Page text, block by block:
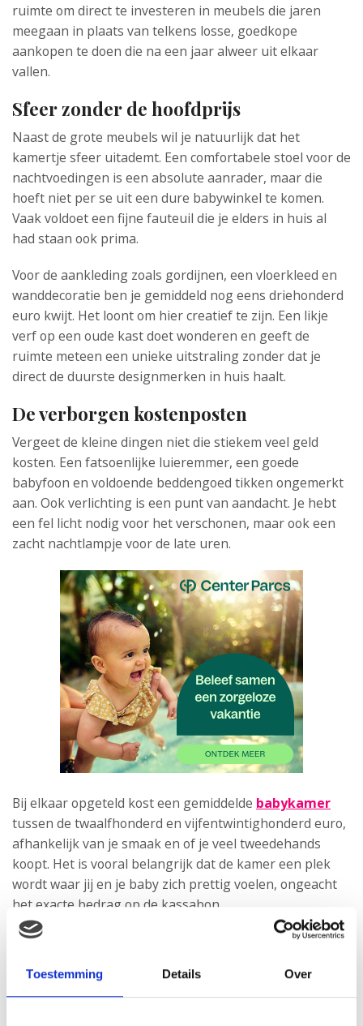
Toestemming Details Over
ruimte om direct te investeren in meubels die jaren
meegaan in plaats van telkens losse, goedkope
aankopen te doen die na een jaar alweer uit elkaar
vallen.
Sfeer zonder de hoofdprijs
Naast de grote meubels wil je natuurlijk dat het
kamertje sfeer uitademt. Een comfortabele stoel voor de
nachtvoedingen is een absolute aanrader, maar die
hoeft niet per se uit een dure babywinkel te komen.
Vaak voldoet een fijne fauteuil die je elders in huis al
had staan ook prima.
Voor de aankleding zoals gordijnen, een vloerkleed en
wanddecoratie ben je gemiddeld nog eens driehonderd
euro kwijt. Het loont om hier creatief te zijn. Een likje
verf op een oude kast doet wonderen en geeft de
ruimte meteen een unieke uitstraling zonder dat je
direct de duurste designmerken in huis haalt.
De verborgen kostenposten
Vergeet de kleine dingen niet die stiekem veel geld
kosten. Een fatsoenlijke luieremmer, een goede
babyfoon en voldoende beddengoed tikken ongemerkt
aan. Ook verlichting is een punt van aandacht. Je hebt
een fel licht nodig voor het verschonen, maar ook een
zacht nachtlampje voor de late uren.
Bij elkaar opgeteld kost een gemiddelde babykamer
tussen de twaalfhonderd en vijfentwintighonderd euro,
afhankelijk van je smaak en of je veel tweedehands
koopt. Het is vooral belangrijk dat de kamer een plek
wordt waar jij en je baby zich prettig voelen, ongeacht
het exacte bedrag op de kassabon.
Genieten van de voorpret
Uiteindelijk draait het niet om de duurste spullen, maar